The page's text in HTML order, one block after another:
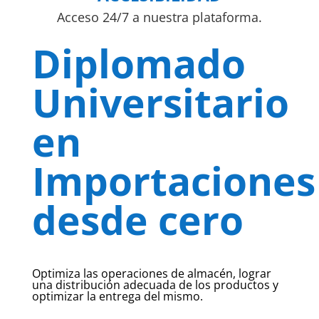
Acceso 24/7 a nuestra plataforma.
Diplomado
Universitario
en
Importaciones
desde cero
Optimiza las operaciones de almacén, lograr
una distribución adecuada de los productos y
optimizar la entrega del mismo.